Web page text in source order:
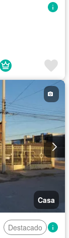
Casa
Destacado